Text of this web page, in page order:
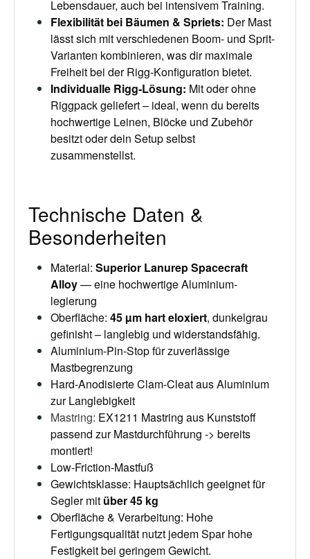
Lebensdauer, auch bei intensivem Training.
Flexibilität bei Bäumen & Spriets: Der Mast
lässt sich mit verschiedenen Boom- und Sprit-
Varianten kombinieren, was dir maximale
Freiheit bei der Rigg-Konfiguration bietet.
Individualle Rigg-Lösung: Mit oder ohne
Riggpack geliefert – ideal, wenn du bereits
hochwertige Leinen, Blöcke und Zubehör
besitzt oder dein Setup selbst
zusammenstellst.
Technische Daten &
Besonderheiten
Material: Superior Lanurep Spacecraft
Alloy— eine hochwertige Aluminium­
legierung
Oberfläche: 45 µm hart eloxiert, dunkelgrau
gefinisht – langlebig und widerstandsfähig.
Aluminium-Pin-Stop für zuverlässige
Mastbegrenzung
Hard-Anodisierte Clam-Cleat aus Aluminium
zur Langlebigkeit
Mastring: EX1211 Mastring aus Kunststoff
passend zur Mastdurchführung -> bereits
montiert!
Low-Friction-Mastfuß
Gewichtsklasse: Hauptsächlich geeignet für
Segler mit über45 kg
Oberfläche & Verarbeitung: Hohe
Fertigungsqualität nutzt jedem Spar hohe
Festigkeit bei geringem Gewicht.